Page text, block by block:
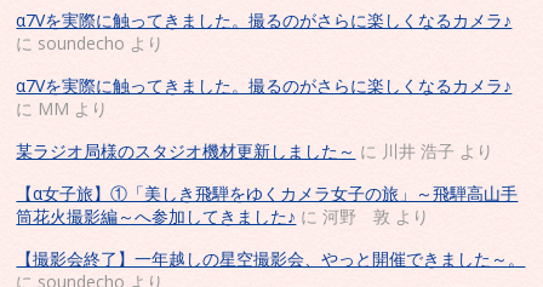
α7Vを実際に触ってきました。撮るのがさらに楽しくなるカメラ♪
に soundecho より
α7Vを実際に触ってきました。撮るのがさらに楽しくなるカメラ♪
に MM より
某ラジオ局様のスタジオ機材更新しました～ に 川井 浩子 より
【α女子旅】①「美しき飛騨をゆくカメラ女子の旅」～飛騨高山手
筒花火撮影編～へ参加してきました♪ に河野 敦 より
【撮影会終了】一年越しの星空撮影会、やっと開催できました～。
に soundecho より